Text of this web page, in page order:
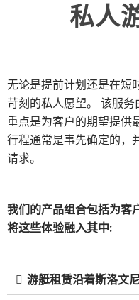
私人
无论是提前计划还是在短
苛刻的私人愿望。 该服务
重点是为客户的期望提供
行程通常是事先确定的，
请求。
我们的产品组合包括为客
将这些体验融入其中:
游艇租赁沿着斯洛文